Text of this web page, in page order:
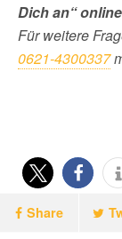
Dich an“
Für weitere
0621-4300337
Share